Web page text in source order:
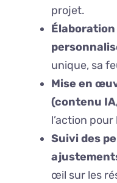
projet.
unique, sa
Mise en
(contenu
l’action
Suivi des
œil sur les